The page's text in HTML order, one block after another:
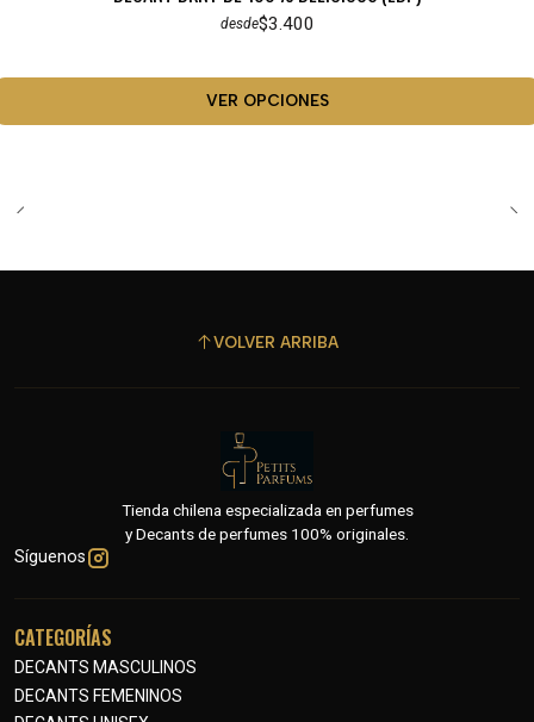
desde$3.400
VER OPCIONES
VOLVER ARRIBA
Tienda chilena especializada en perfumes
y Decants de perfumes 100% originales.
Síguenos
CATEGORÍAS
DECANTS MASCULINOS
DECANTS FEMENINOS